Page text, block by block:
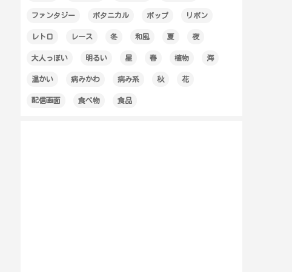
ファンタジー ボタニカル ポップ リボン
レトロ レース 冬 和風 夏 夜
大人っぽい 明るい 星 春 植物 海
温かい 病みかわ 病み系 秋 花
配信画面 食べ物 食品